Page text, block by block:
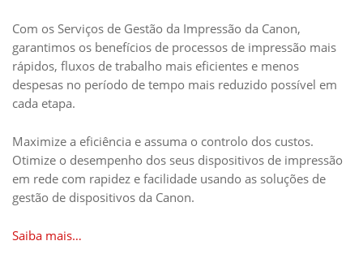
Com os Serviços de Gestão da Impressão da Canon,
garantimos os benefícios de processos de impressão mais
rápidos, fluxos de trabalho mais eficientes e menos
despesas no período de tempo mais reduzido possível em
cada etapa.
Maximize a eficiência e assuma o controlo dos custos.
Otimize o desempenho dos seus dispositivos de impressão
em rede com rapidez e facilidade usando as soluções de
gestão de dispositivos da Canon.
Saiba mais…